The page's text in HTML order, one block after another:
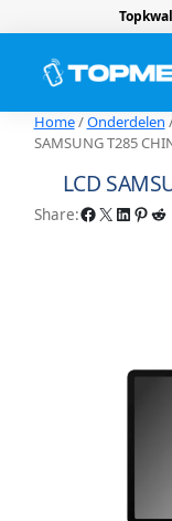
Home/Onderdelen
SAMSUNG T285
LCD
Share:Facebook X LinkedIn Pinterest Reddit